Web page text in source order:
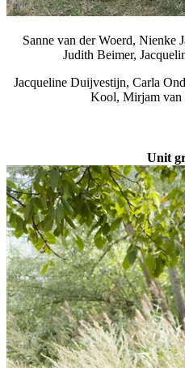
Sanne van der Woerd, Nienke
Judith Beimer,
Jacqueline Duijvestijn, Carla
Kool, Mirjam
Unit